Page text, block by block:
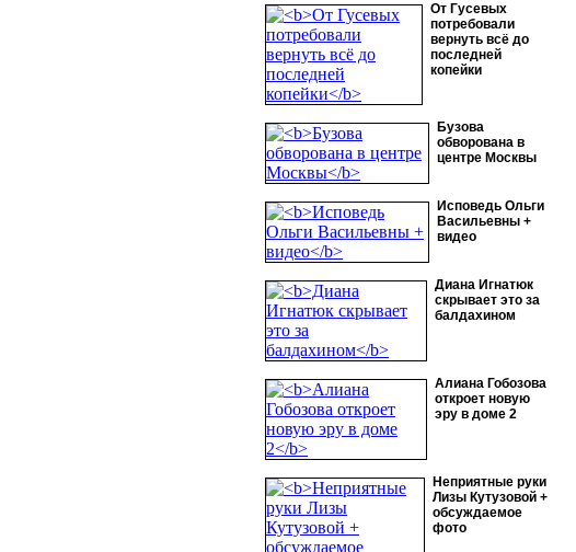
От Гусевых
потребовали
вернуть всё до
последней
копейки
Бузова
обворована в
центре Москвы
Исповедь Ольги
Васильевны +
видео
Диана Игнатюк
скрывает это за
балдахином
Алиана Гобозова
откроет новую
эру в доме 2
Неприятные руки
Лизы Кутузовой +
обсуждаемое
фото